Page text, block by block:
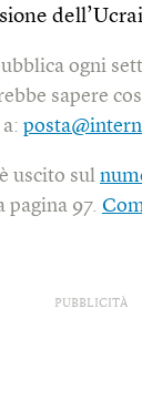
ogni
sapere
uscito sul
pagina 97.
PUBBLICITÀ